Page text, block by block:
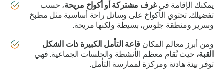
يمكنك الإقامة في غرف مشتركة أو أكواخ مريحة، حسب
تفضيلك. تحتوي الأكواخ على وسائل راحة أساسية مثل مطبخ
وسرير ومنطقة جلوس، بسيطة ولكنها مريحة.
ومن أبرز معالم المكانقاعة التأمل الكبيرة ذات الشكل
القبة،حيث تُقام معظم الأنشطة والجلسات الجماعية. فهي
توفر بيئة هادئة ومركزة لممارسة التأمل.